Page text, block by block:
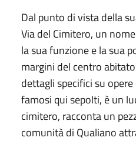
Dal punto di vista della
Via del Cimitero, un
la sua funzione e la sua
margini del centro
dettagli specifici su
famosi qui sepolti, è un
cimitero, racconta un
comunità di Qualiano